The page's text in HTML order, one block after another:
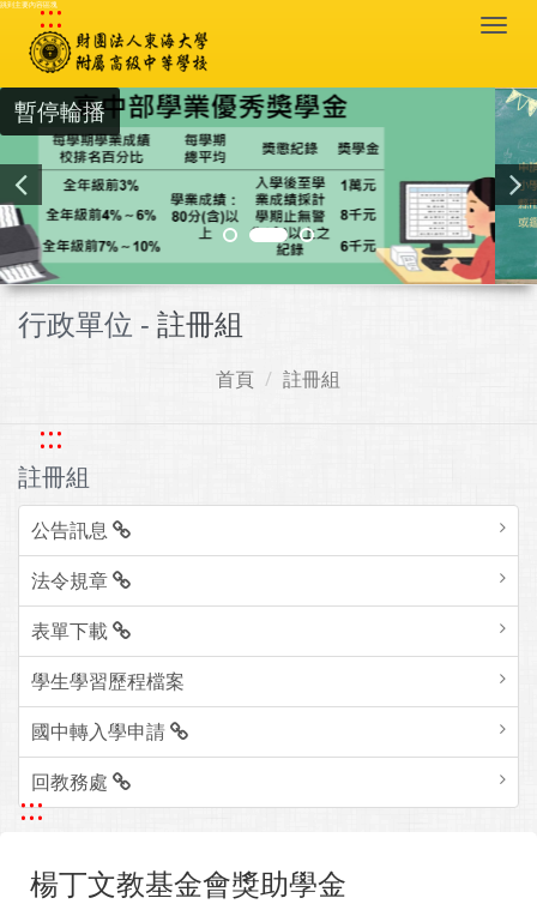
跳到主要內容區塊
:::
暫停輪播
行政單位 - 註冊組
首頁 註冊組
:::
註冊組
公告訊息
法令規章
表單下載
學生學習歷程檔案
國中轉入學申請
回教務處
:::
楊丁文教基金會獎助學金